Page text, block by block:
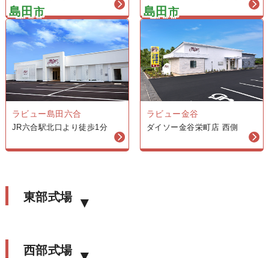
島田 市
ラビュー島田六合
JR六合駅北口より徒歩1分
島田 市
ラビュー金谷
ダイソー金谷栄町店 西側
東部式場
西部式場